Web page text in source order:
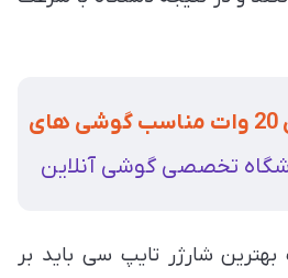
خرید شارژر دیواری 20 وات مناسب گوشی های
تخصصی گوشی آنلاین
شارژر تایپ سی باید بر